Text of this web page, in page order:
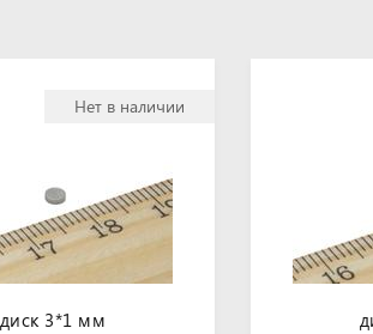
Нет в наличии
диск 3*1 мм